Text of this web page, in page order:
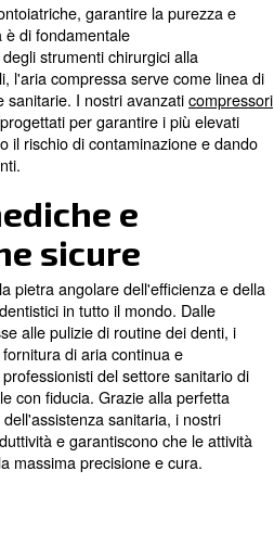
pulita e
è di fondamentale
degli strumenti chirurgici
sterili, l'aria compressa serve
sanitarie. I nostri
progettati per garantire i
il rischio di
pazienti.
mediche e
sicure